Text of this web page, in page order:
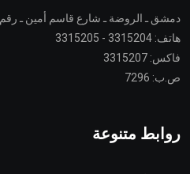
دمشق ـ الروضة ـ شارع قاسم أمين ـ رقم 39
هاتف: 3315204 - 3315205
فاكس: 3315207
ص.ب: 7296
روابط متنوعة